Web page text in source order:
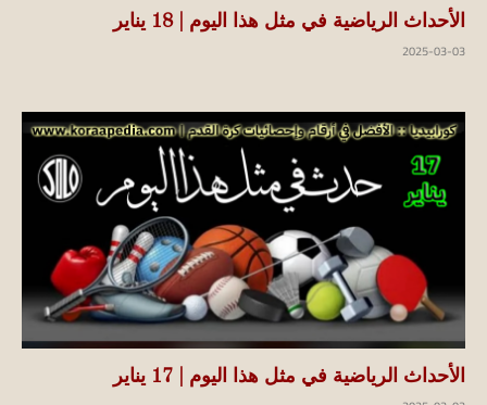
الأحداث الرياضية في مثل هذا اليوم | 18 يناير
2025-03-03
الأحداث الرياضية في مثل هذا اليوم | 17 يناير